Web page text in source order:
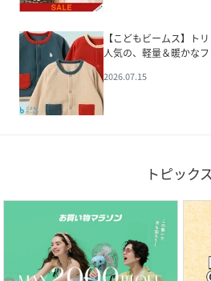
【こどもビームス】ト
人気の、軽量＆暖かな
2026.07.15
トピックス